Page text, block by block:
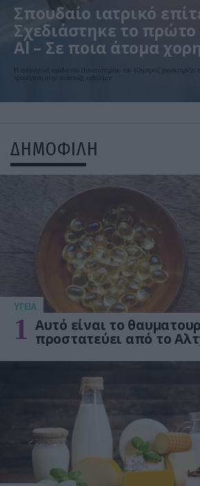
Σπουδαίο ιατρικό
Σχεδιάστηκε το πρώτο
Αl – Σε ποια άτομα
Η ερευνητική ομάδα του Πανεπιστημίου του Κέιμπριτζ χαρακτηρίζει
προσέγγιση στην ανάπτυξη εμβολίων
ΔΗΜΟΦΙΛΗ
ΥΓΕΙΑ
1 Αυτό είναι το
προστατεύει από το